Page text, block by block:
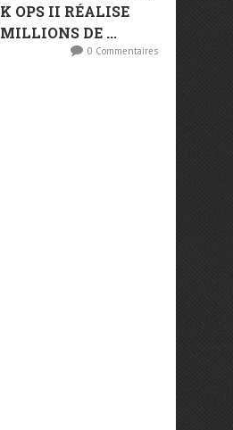
OPS II RÉALISE
DE ...
0 Commentaires